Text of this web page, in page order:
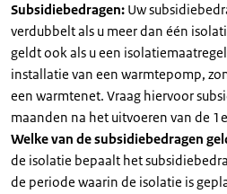
Subsidiebedragen: Uw
verdubbelt als u meer dan één
geldt ook als u een
installatie van een warmtepomp,
een warmtenet. Vraag hiervoor
maanden na het uitvoeren van de
Welke van de subsidiebedragen
de isolatie bepaalt het
de periode waarin de isolatie is